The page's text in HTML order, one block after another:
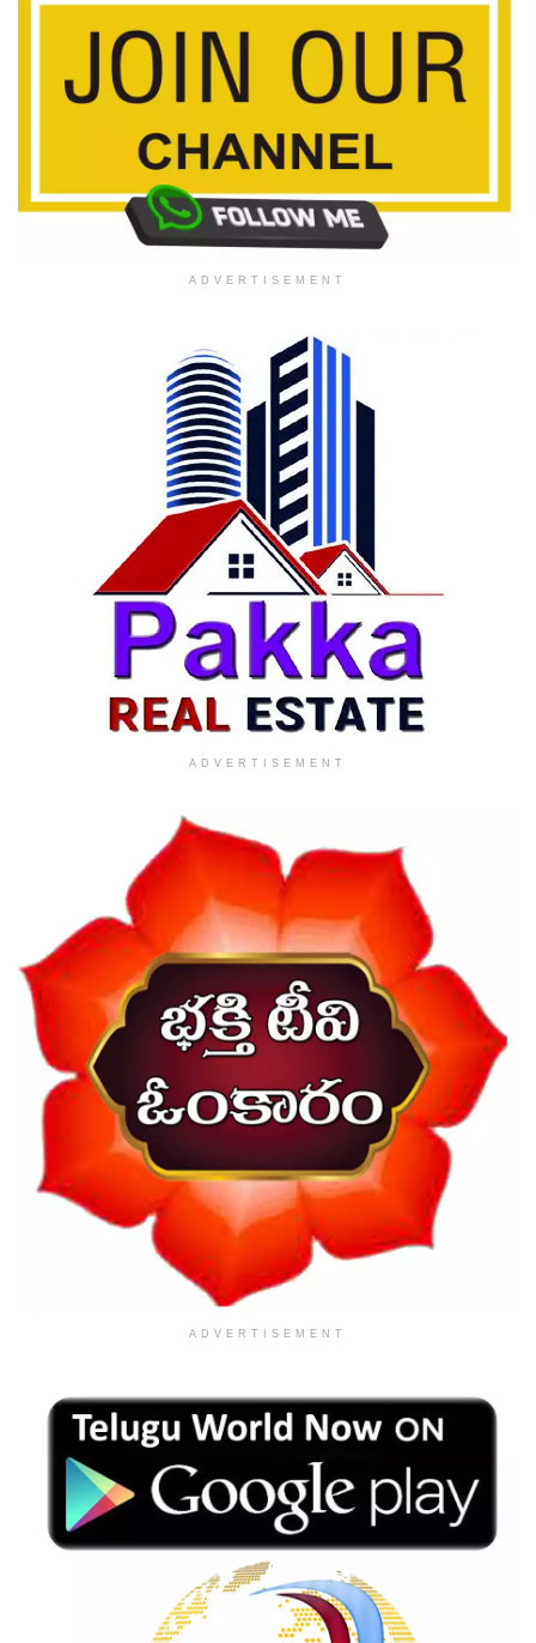
ADVERTISEMENT
ADVERTISEMENT
ADVERTISEMENT